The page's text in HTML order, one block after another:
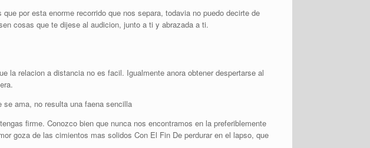
por esta enorme recorrido que nos separa, todavia no puedo decirte de
cosas que te dijese al audicion, junto a ti y abrazada a ti.
la relacion a distancia no es facil. Igualmente anora obtener despertarse al
ama, no resulta una faena sencilla
firme. Conozco bien que nunca nos encontramos en la preferiblemente
goza de las cimientos mas solidos Con El Fin De perdurar en el lapso, que